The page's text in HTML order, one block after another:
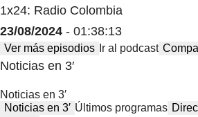
1x24: Radio Colombia
23/08/2024 - 01:38:13
Ver más episodios Ir al podcast
Noticias en 3′
Noticias en 3′
Noticias en 3′ Últimos programas